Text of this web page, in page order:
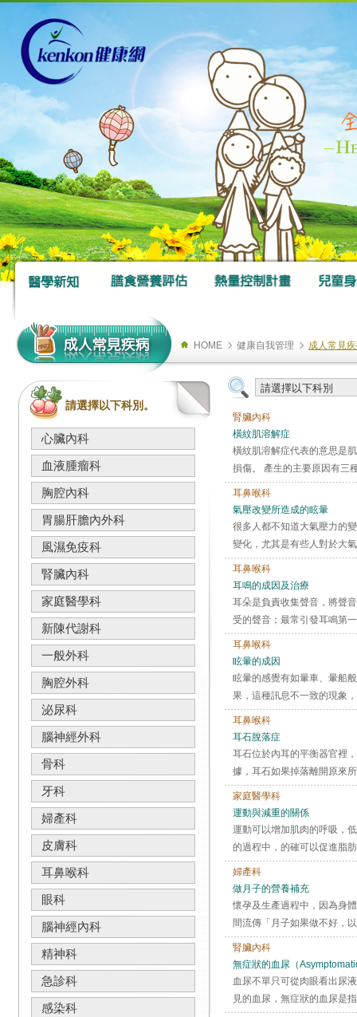
HOME 健康自我管理 成人常見
請選擇以下科別。
心臟內科
血液腫瘤科
胸腔內科
胃腸肝膽內外科
風濕免疫科
腎臟內科
家庭醫學科
新陳代謝科
一般外科
胸腔外科
泌尿科
腦神經外科
骨科
牙科
婦產科
皮膚科
耳鼻喉科
眼科
腦神經內科
精神科
急診科
感染科
腎臟內科
橫紋肌溶解症
橫紋肌溶解症代表的意思是
損傷。 產生的主要原因有三
耳鼻喉科
氣壓改變所造成的眩暈
很多人都不知道大氣壓力的
變化，尤其是有些人對於大
耳鼻喉科
耳鳴的成因及治療
耳朵是負責收集聲音，將聲
受的聲音；最常引發耳鳴第
耳鼻喉科
眩暈的成因
眩暈的感覺有如暈車、暈船
果，這種訊息不一致的現象
耳鼻喉科
耳石脫落症
耳石位於內耳的平衡器官裡
據，耳石如果掉落離開原來
家庭醫學科
運動與減重的關係
運動可以增加肌肉的呼吸，
的過程中，的確可以促進脂
婦產科
做月子的營養補充
懷孕及生產過程中，因為身
間流傳「月子如果做不好，
腎臟內科
無症狀的血尿（
血尿不單只可從肉眼看出尿
見的血尿，無症狀的血尿是